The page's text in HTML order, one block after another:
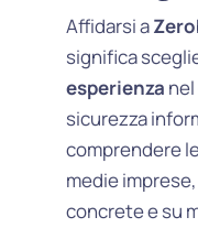
Affidarsi a
significa
esperienza nel
sicurezza
comprendere
medie
concrete e su